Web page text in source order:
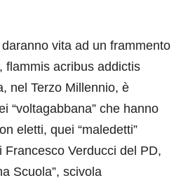
vita ad un frammento
flammis acribus addictis
nel Terzo Millennio, è
“voltagabbana” che hanno
eletti, quei “maledetti”
Verducci del PD,
Scuola”, scivola